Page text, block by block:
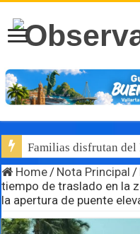
Familias disfrutan
Home / Nota Principal /
tiempo de traslado en la
la apertura de puente